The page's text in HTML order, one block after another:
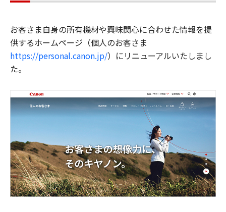
お客さま自身の所有機材や興味関心に合わせた情報を提
供するホームページ（個人のお客さま
https://personal.canon.jp/）にリニューアルいたしまし
た。